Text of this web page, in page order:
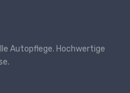
Autopflege. Hochwertige